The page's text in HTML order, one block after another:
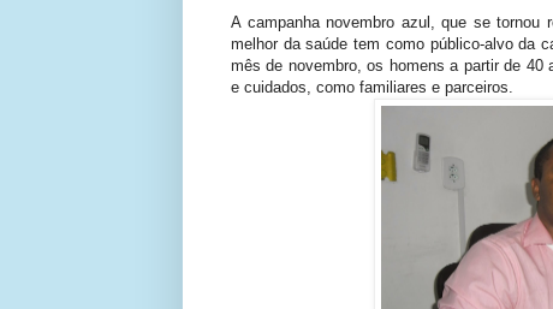
A campanha novembro azul, que se tornou
melhor da saúde tem como público-alvo da
mês de novembro, os homens a partir de 40
e cuidados, como familiares e parceiros.